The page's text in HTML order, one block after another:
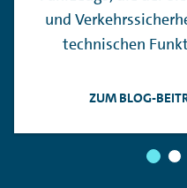
und
technischen
ZUM BLOG-